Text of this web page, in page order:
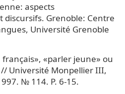
aspects
discursifs. Grenoble: Centre
Université Grenoble
«parler jeune» ou
// Université Monpellier III,
№ 114. P. 6-15.